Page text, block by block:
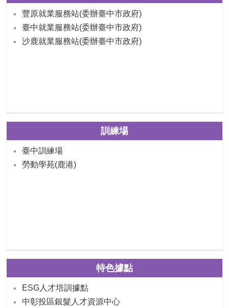
豐原就業服務站(委辦臺中市政府)
臺中就業服務站(委辦臺中市政府)
沙鹿就業服務站(委辦臺中市政府)
訓練場
臺中訓練場
勞動學苑(鹿港)
特色據點
ESG人才培訓據點
中彰投區銀髮人才資源中心